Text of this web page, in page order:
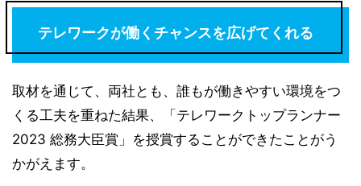
テレワークが働くチャンスを広げてくれる
取材を通じて、両社とも、誰もが働きやすい環境をつ
くる工夫を重ねた結果、「テレワークトップランナー
2023 総務大臣賞」を授賞することができたことがう
かがえます。